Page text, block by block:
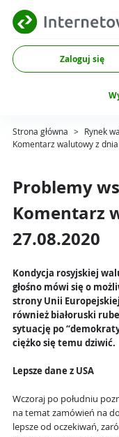
Zaloguj się
Strona główna > Rynek
Komentarz walutowy z
Problemy
Komentarz
27.08.2020
Kondycja rosyjskiej
głośno mówi się o
strony Unii
również białoruski
sytuację po
ciężko się temu dziwić.
Lepsze dane z USA
Wczoraj po południu
na temat zamówień na
lepsze od oczekiwań,